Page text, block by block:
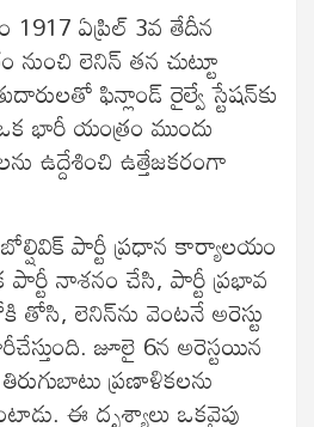
ఏప్రిల్‍ 3వ తేదీన
నుంచి లెనిన్‍ తన చుట్టూ
ఫిన్లాండ్‍ రైల్వే స్టేషన్‍కు
భారీ యంత్రం ముందు
ఉద్దేశించి ఉత్తేజకరంగా
పార్టీ ప్రధాన కార్యాలయం
నాశనం చేసి, పార్టీ ప్రభావ
తోసి, లెనిన్‍ను వెంటనే అరెస్టు
జూలై 6న అరెస్టయిన
ప్రణాళికలను
ఈ దృశ్యాలు ఒకవైపు